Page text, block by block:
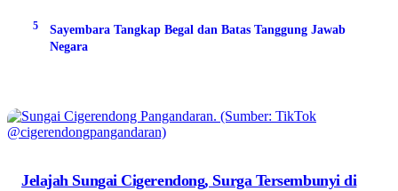
5
Sayembara Tangkap Begal dan Batas Tanggung Jawab
Negara
Jelajah Sungai Cigerendong, Surga Tersembunyi di